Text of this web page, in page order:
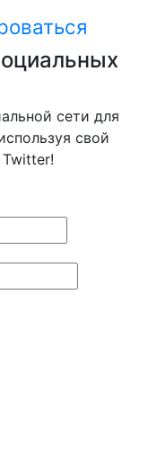
сети для
свой
Twitter!